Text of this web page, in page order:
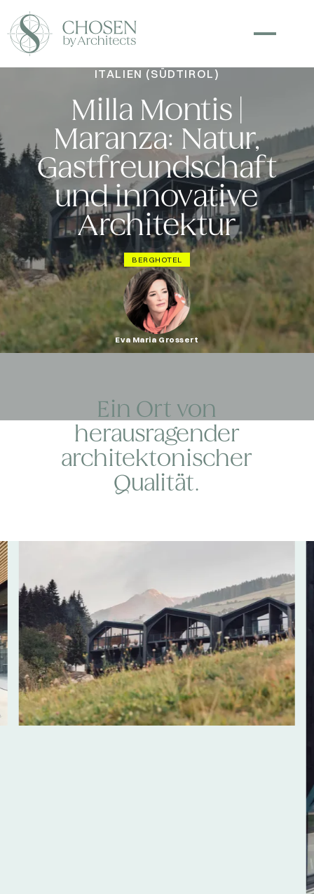
ITALIEN (SÜDTIROL)
Milla Montis |
Maranza: Natur,
Gastfreundschaft
und innovative
Architektur
BERGHOTEL
Eva Maria Grossert
Ein Ort von
herausragender
architektonischer
Qualität.